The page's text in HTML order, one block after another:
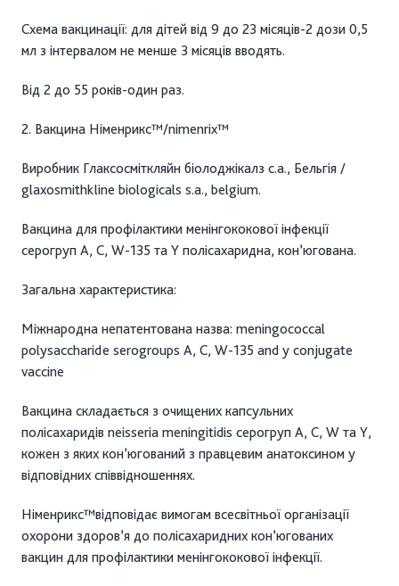
Схема вакцинації: для дітей від 9 до 23 місяців-2 дози 0,5
мл з інтервалом не менше 3 місяців вводять.
Від 2 до 55 років-один раз.
2. Вакцина Німенрикс™/nimenrix™
Виробник Глаксосміткляйн біолоджікалз с.а., Бельгія /
glaxosmithkline biologicals s.a., belgium.
Вакцина для профілактики менінгококової інфекції
серогруп A, C, W-135 та Y полісахаридна, кон’югована.
Загальна характеристика:
Міжнародна непатентована назва: meningococcal
polysaccharide serogroups A, C, W-135 and y conjugate
vaccine
Вакцина складається з очищених капсульних
полісахаридів neisseria meningitidis серогруп A, C, W та Y,
кожен з яких кон’югований з правцевим анатоксином у
відповідних співвідношеннях.
Німенрикс™відповідає вимогам всесвітньої організації
охорони здоров’я до полісахаридних кон’югованих
вакцин для профілактики менінгококової інфекції.